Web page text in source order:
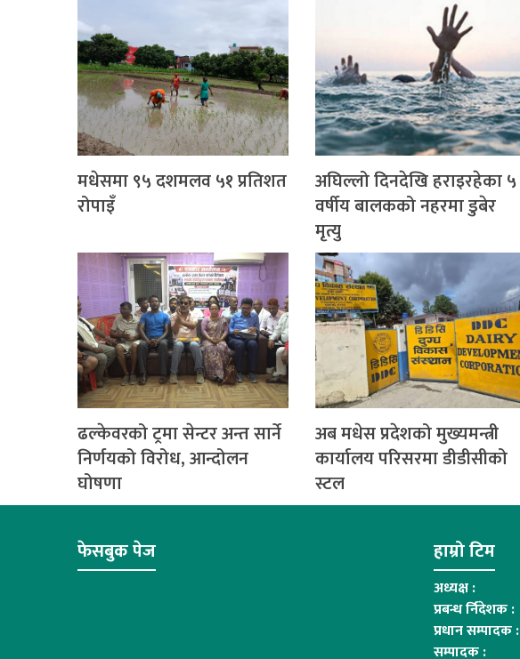
मधेसमा ९५ दशमलव ५१ प्रतिशत
रोपाइँ
अघिल्लो दिनदेखि हराइरहेका ५
वर्षीय बालकको नहरमा डुबेर
मृत्यु
ढल्केवरको ट्रमा सेन्टर अन्त सार्ने
निर्णयको विरोध, आन्दोलन
घोषणा
अब मधेस प्रदेशको मुख्यमन्त्री
कार्यालय परिसरमा डीडीसीको
स्टल
फेसबुक पेज हाम्रो टिम
अध्यक्ष :
प्रबन्ध र्निदेशक :
प्रधान सम्पादक :
सम्पादक :